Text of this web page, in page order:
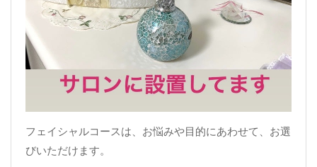
フェイシャルコースは、お悩みや目的にあわせて、お選
びいただけます。